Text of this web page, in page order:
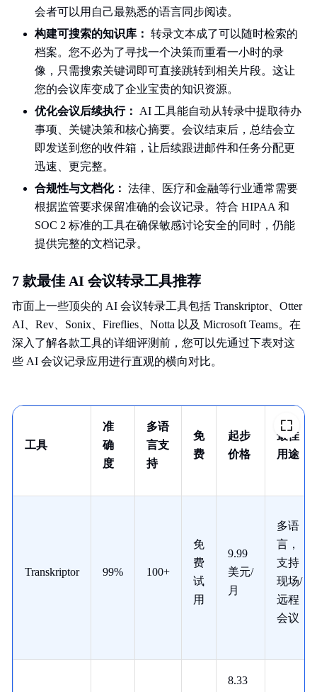
会者可以用自己最熟悉的语言同步阅读。
构建可搜索的知识库： 转录文本成了可以随时检索的
档案。您不必为了寻找一个决策而重看一小时的录
像，只需搜索关键词即可直接跳转到相关片段。这让
您的会议库变成了企业宝贵的知识资源。
优化会议后续执行：
AI 工具能自动从转录中提取待办
事项、关键决策和核心摘要。会议结束后，总结会立
即发送到您的收件箱，让后续跟进邮件和任务分配更
迅速、更完整。
合规性与文档化： 法律、医疗和金融等行业通常需要
根据监管要求保留准确的会议记录。符合 HIPAA 和
SOC 2 标准的工具在确保敏感讨论安全的同时，仍能
提供完整的文档记录。
7 款最佳 AI 会议转录工具推荐
市面上一些顶尖的 AI 会议转录工具包括 Transkriptor、Otter
AI、Rev、Sonix、Fireflies、Notta 以及 Microsoft Teams。在
深入了解各款工具的详细评测前，您可以先通过下表对这
些 AI 会议记录应用进行直观的横向对比。
工具
准
确
度
多语
言支
持
免
费
起步
价格
最佳
用途
Transkriptor 99% 100+
免
费
试
用
9.99
美元/
月
多语
言，
支持
现场/
远程
会议
8.33